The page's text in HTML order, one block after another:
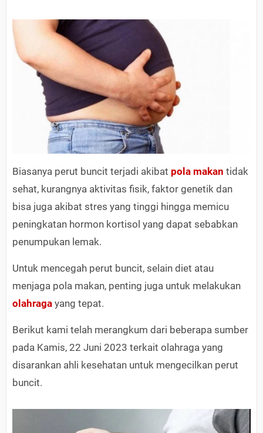
Biasanya perut buncit terjadi akibat pola makan tidak
sehat, kurangnya aktivitas fisik, faktor genetik dan
bisa juga akibat stres yang tinggi hingga memicu
peningkatan hormon kortisol yang dapat sebabkan
penumpukan lemak.
Untuk mencegah perut buncit, selain diet atau
menjaga pola makan, penting juga untuk melakukan
olahraga yang tepat.
Berikut kami telah merangkum dari beberapa sumber
pada Kamis, 22 Juni 2023 terkait olahraga yang
disarankan ahli kesehatan untuk mengecilkan perut
buncit.